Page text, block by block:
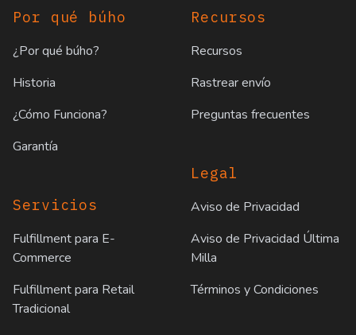
Por qué búho
¿Por qué búho?
Historia
¿Cómo Funciona?
Garantía
Servicios
Fulfillment para E-
Commerce
Fulfillment para Retail
Tradicional
Recursos
Recursos
Rastrear envío
Preguntas frecuentes
Legal
Aviso de Privacidad
Aviso de Privacidad Última
Milla
Términos y Condiciones